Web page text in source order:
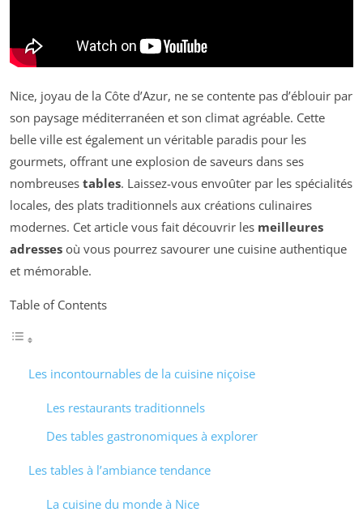
Nice, joyau de la Côte d’Azur, ne se contente pas d’éblouir par
son paysage méditerranéen et son climat agréable. Cette
belle ville est également un véritable paradis pour les
gourmets, offrant une explosion de saveurs dans ses
nombreuses tables. Laissez-vous envoûter par les spécialités
locales, des plats traditionnels aux créations culinaires
modernes. Cet article vous fait découvrir les meilleures
adresses où vous pourrez savourer une cuisine authentique
et mémorable.
Table of Contents
Les incontournables de la cuisine niçoise
Les restaurants traditionnels
Des tables gastronomiques à explorer
Les tables à l’ambiance tendance
La cuisine du monde à Nice